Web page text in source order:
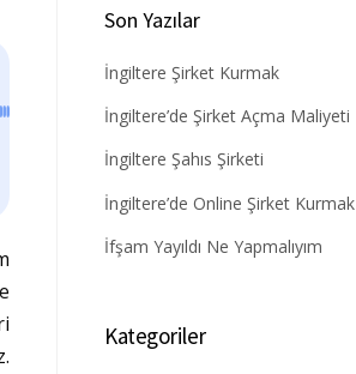
Son Yazılar
İngiltere Şirket Kurmak
İngiltere’de Şirket Açma Maliyeti
İngiltere Şahıs Şirketi
İngiltere’de Online Şirket Kurmak
İfşam Yayıldı Ne Yapmalıyım
Kategoriler